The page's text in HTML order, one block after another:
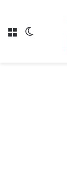
Menu